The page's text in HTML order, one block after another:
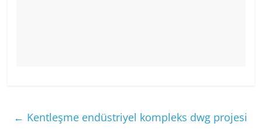
← Kentleşme endüstriyel kompleks dwg projesi